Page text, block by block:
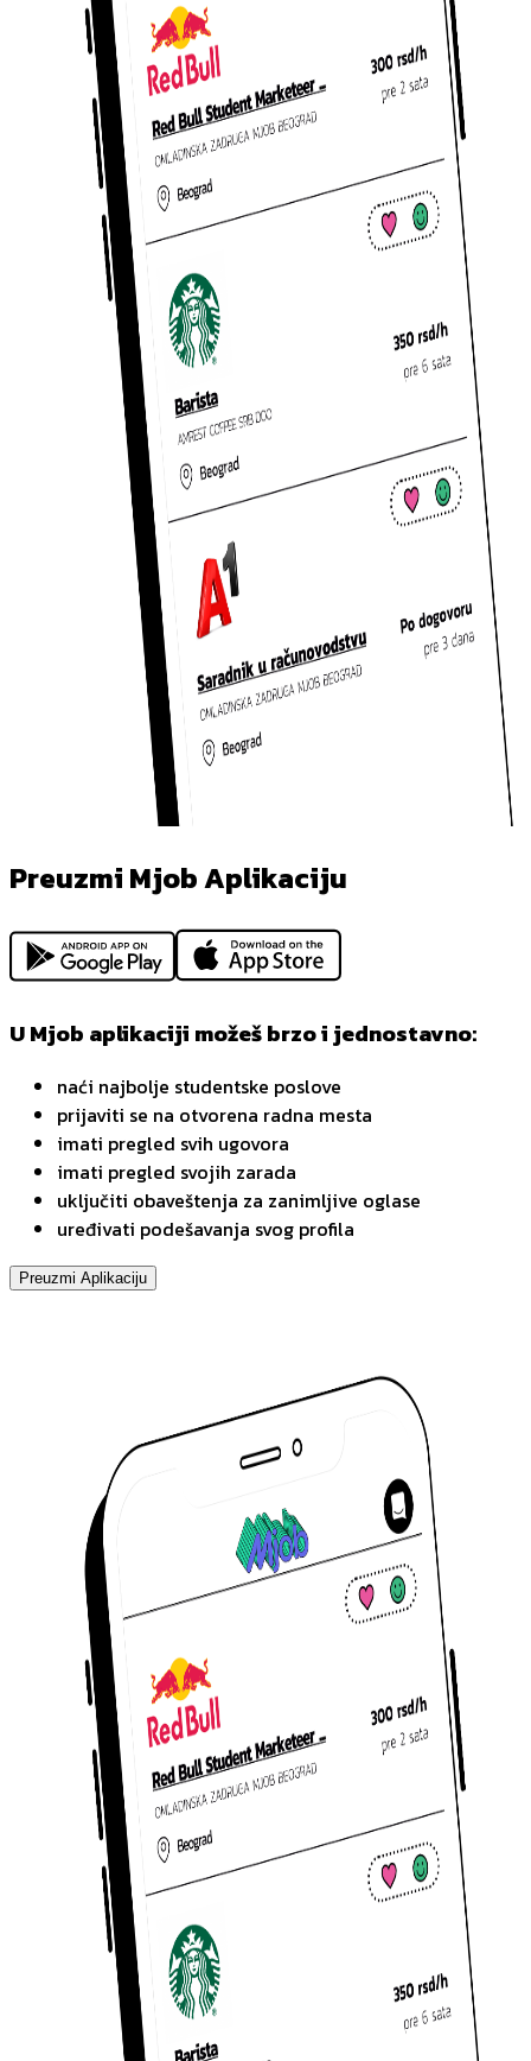
Preuzmi Mjob Aplikaciju
U Mjob aplikaciji možeš brzo i jednostavno:
naći najbolje studentske poslove
prijaviti se na otvorena radna mesta
imati pregled svih ugovora
imati pregled svojih zarada
uključiti obaveštenja za zanimljive oglase
uređivati podešavanja svog profila
Preuzmi Aplikaciju